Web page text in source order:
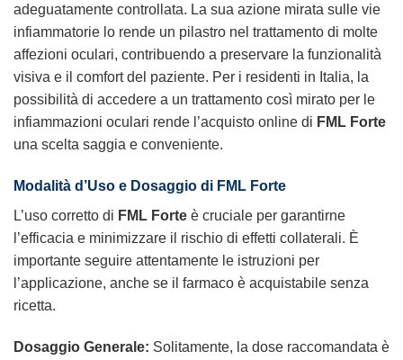
adeguatamente controllata. La sua azione mirata sulle vie
infiammatorie lo rende un pilastro nel trattamento di molte
affezioni oculari, contribuendo a preservare la funzionalità
visiva e il comfort del paziente. Per i residenti in Italia, la
possibilità di accedere a un trattamento così mirato per le
infiammazioni oculari rende l’acquisto online di FML Forte
una scelta saggia e conveniente.
Modalità d’Uso e Dosaggio di FML Forte
L’uso corretto di FML Forte è cruciale per garantirne
l’efficacia e minimizzare il rischio di effetti collaterali. È
importante seguire attentamente le istruzioni per
l’applicazione, anche se il farmaco è acquistabile senza
ricetta.
Dosaggio Generale: Solitamente, la dose raccomandata è